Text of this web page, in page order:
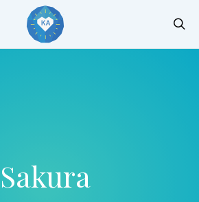
Sakura